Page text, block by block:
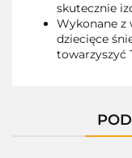
skutecznie
Wykonane z
dziecięce
towarzyszyć